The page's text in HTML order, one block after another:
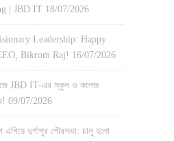
| JBD IT 18/07/2026
Leadership: Happy
Bikrom Raj! 16/07/2026
JBD IT-এর স্কুল ও কলেজ
09/07/2026
এগিয়ে দুর্গাপুর পৌরসভা: চালু হলো